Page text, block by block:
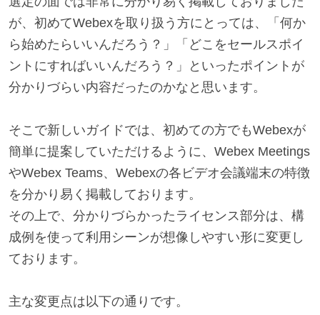
が、初めてWebexを取り扱う方にとっては、「何か
ら始めたらいいんだろう？」「どこをセールスポイ
ントにすればいいんだろう？」といったポイントが
分かりづらい内容だったのかなと思います。
そこで新しいガイドでは、初めての方でもWebexが
簡単に提案していただけるように、Webex Meetings
やWebex Teams、Webexの各ビデオ会議端末の特徴
を分かり易く掲載しております。
その上で、分かりづらかったライセンス部分は、構
成例を使って利用シーンが想像しやすい形に変更し
ております。
主な変更点は以下の通りです。